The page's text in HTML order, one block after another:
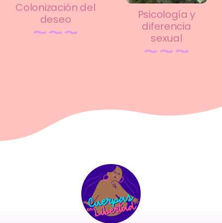
Colonización del
deseo
Psicología y
diferencia
sexual